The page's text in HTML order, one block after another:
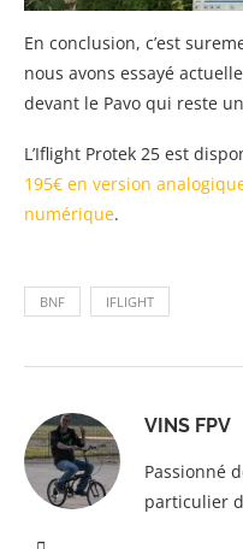
En conclusion, c’est
nous avons essayé
devant le Pavo qui reste
L’Iflight Protek 25 est
195€ en version
numérique.
BNF IFLIGHT
VINS FPV
Passionné
particulier